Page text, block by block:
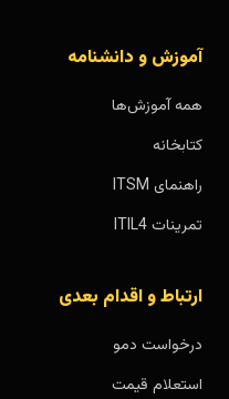
آموزش و دانشنامه
همه آموزش‌ها
کتابخانه
راهنمای ITSM
تمرینات ITIL4
ارتباط و اقدام بعدی
درخواست دمو
استعلام قیمت